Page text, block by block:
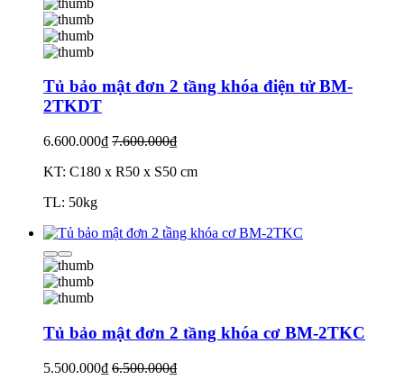
Tủ bảo mật đơn 2 tầng khóa điện tử BM-
2TKDT
6.600.000₫ 7.600.000₫
KT: C180 x R50 x S50 cm
TL: 50kg
Tủ bảo mật đơn 2 tầng khóa cơ BM-2TKC
5.500.000₫ 6.500.000₫